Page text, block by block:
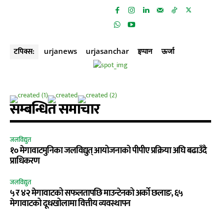
टपिक्स: urjanews urjasanchar इप्पान ऊर्जा
सम्बन्धित समाचार
जलविद्युत
१० मेगावाटमुनिका जलविद्युत् आयोजनाको पीपीए प्रक्रिया अघि बढाउँदै
प्राधिकरण
जलविद्युत
५ र ४२ मेगावाटको सफलतापछि माउन्टेनको अर्को छलाङ, ६५
मेगावाटको दूधखोलामा वित्तीय व्यवस्थापन